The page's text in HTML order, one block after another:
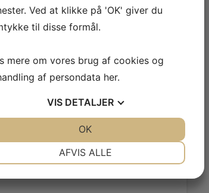
Se voresprivatlivspolitikher.
Ved at klikke på 'OK' giver du
til disse formål.
mere om vores brug af cookies og
af persondata her.
VIS DETALJER
AFVIS ALLE
OK